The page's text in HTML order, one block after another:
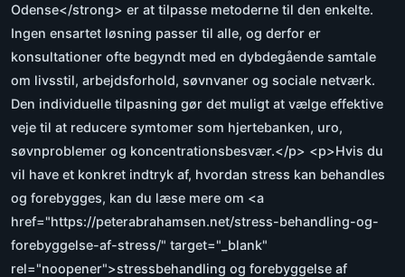
Odense</strong> er at tilpasse metoderne til den enkelte.
Ingen ensartet løsning passer til alle, og derfor er
konsultationer ofte begyndt med en dybdegående samtale
om livsstil, arbejdsforhold, søvnvaner og sociale netværk.
Den individuelle tilpasning gør det muligt at vælge effektive
veje til at reducere symtomer som hjertebanken, uro,
søvnproblemer og koncentrationsbesvær.</p> <p>Hvis du
vil have et konkret indtryk af, hvordan stress kan behandles
og forebygges, kan du læse mere om <a
href="https://peterabrahamsen.net/stress-behandling-og-
forebyggelse-af-stress/" target="_blank"
rel="noopener">stressbehandling og forebyggelse af